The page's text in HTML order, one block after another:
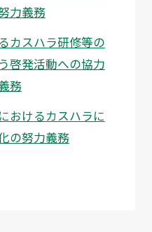
力義務
カスハラ研修等の
啓発活動への協力
務
おけるカスハラに
の努力義務